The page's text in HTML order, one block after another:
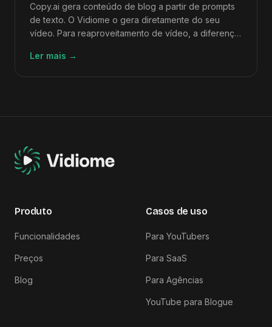
Copy.ai gera conteúdo de blog a partir de prompts
de texto. O Vidiome o gera diretamente do seu
vídeo. Para reaproveitamento de vídeo, a diferença
precisa.
Ler mais →
Produto
Funcionalidades
Preços
Blog
Casos de uso
Para YouTubers
Para SaaS
Para Agências
YouTube para Blogue